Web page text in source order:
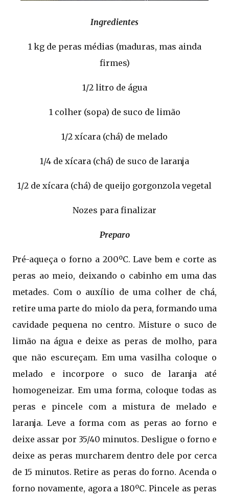
Ingredientes
1 kg de peras médias (maduras, mas ainda
firmes)
1/2 litro de água
1 colher (sopa) de suco de limão
1/2 xícara (chá) de melado
1/4 de xícara (chá) de suco de laranja
1/2 de xícara (chá) de queijo gorgonzola vegetal
Nozes para finalizar
Preparo
Pré-aqueça o forno a 200ºC. Lave bem e corte as
peras ao meio, deixando o cabinho em uma das
metades. Com o auxílio de uma colher de chá,
retire uma parte do miolo da pera, formando uma
cavidade pequena no centro. Misture o suco de
limão na água e deixe as peras de molho, para
que não escureçam. Em uma vasilha coloque o
melado e incorpore o suco de laranja até
homogeneizar. Em uma forma, coloque todas as
peras e pincele com a mistura de melado e
laranja. Leve a forma com as peras ao forno e
deixe assar por 35/40 minutos. Desligue o forno e
deixe as peras murcharem dentro dele por cerca
de 15 minutos. Retire as peras do forno. Acenda o
forno novamente, agora a 180ºC. Pincele as peras